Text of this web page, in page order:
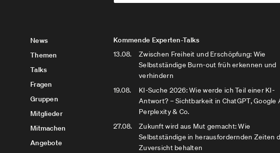
News
Themen
Talks
Fragen
Gruppen
Mitglieder
Mitmachen
Angebote
Kommende Experten-Talks
13.08.
Zwischen Freiheit und Erschöpfung: Wie
Selbstständige Burn-out früh erkennen und
verhindern
19.08.
KI-Suche 2026: Wie werde ich Teil einer KI-
Antwort? – Sichtbarkeit in ChatGPT, Google
Perplexity & Co.
27.08.
Zukunft wird aus Mut gemacht: Wie
Selbstständige in herausfordernden Zeiten
Zuversicht behalten